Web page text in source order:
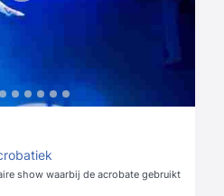
show waarbij de acrobate gebruikt